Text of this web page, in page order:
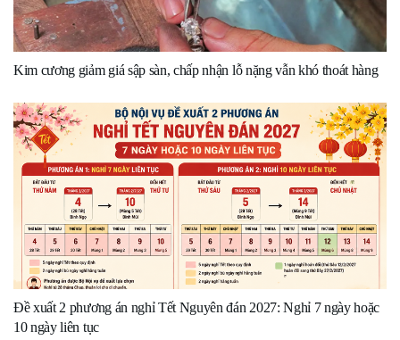
Kim cương giảm giá sập sàn, chấp nhận lỗ nặng vẫn khó thoát hàng
Đề xuất 2 phương án nghỉ Tết Nguyên đán 2027: Nghỉ 7 ngày hoặc
10 ngày liên tục